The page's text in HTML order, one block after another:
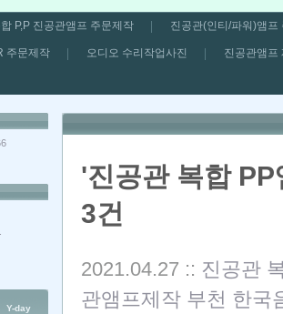
P,P 진공관앰프 주문제작 진공관(인티/파워)앰프
주문제작 오디오 수리작업사진 진공관앰프
Y-day
'진공관 복합
3건
2021.04.27 :: 진공관
관앰프제작 부천 한국